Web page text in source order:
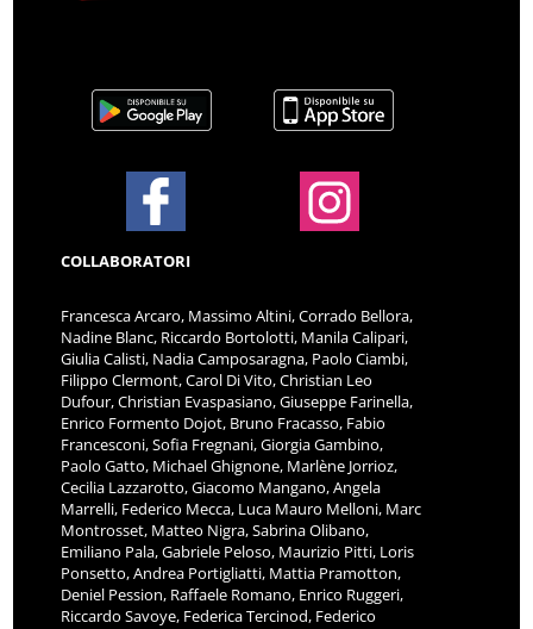
COLLABORATORI
Francesca Arcaro, Massimo Altini, Corrado Bellora,
Nadine Blanc, Riccardo Bortolotti, Manila Calipari,
Giulia Calisti, Nadia Camposaragna, Paolo Ciambi,
Filippo Clermont, Carol Di Vito, Christian Leo
Dufour, Christian Evaspasiano, Giuseppe Farinella,
Enrico Formento Dojot, Bruno Fracasso, Fabio
Francesconi, Sofia Fregnani, Giorgia Gambino,
Paolo Gatto, Michael Ghignone, Marlène Jorrioz,
Cecilia Lazzarotto, Giacomo Mangano, Angela
Marrelli, Federico Mecca, Luca Mauro Melloni, Marc
Montrosset, Matteo Nigra, Sabrina Olibano,
Emiliano Pala, Gabriele Peloso, Maurizio Pitti, Loris
Ponsetto, Andrea Portigliatti, Mattia Pramotton,
Deniel Pession, Raffaele Romano, Enrico Ruggeri,
Riccardo Savoye, Federica Tercinod, Federico